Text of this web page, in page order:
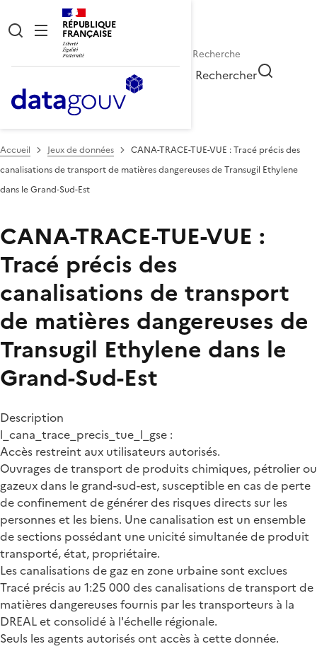
RÉPUBLIQUE
FRANÇAISE
Rechercher
Accueil Jeux de données
CANA-TRACE-TUE-VUE : Tracé précis des
canalisations de transport de matières dangereuses de Transugil Ethylene
dans le Grand-Sud-Est
CANA-TRACE-TUE-VUE :
Tracé précis des
canalisations de transport
de matières dangereuses de
Transugil Ethylene dans le
Grand-Sud-Est
Description
l_cana_trace_precis_tue_l_gse :
Accès restreint aux utilisateurs autorisés.
Ouvrages de transport de produits chimiques, pétrolier ou
gazeux dans le grand-sud-est, susceptible en cas de perte
de confinement de générer des risques directs sur les
personnes et les biens. Une canalisation est un ensemble
de sections possédant une unicité simultanée de produit
transporté, état, propriétaire.
Les canalisations de gaz en zone urbaine sont exclues
Tracé précis au 1:25 000 des canalisations de transport de
matières dangereuses fournis par les transporteurs à la
DREAL et consolidé à l'échelle régionale.
Seuls les agents autorisés ont accès à cette donnée.